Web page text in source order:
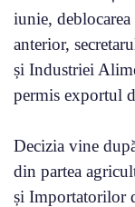
iunie,
anterior,
și Industriei
permis exportul
Decizia vine
din partea
și Importatorilor